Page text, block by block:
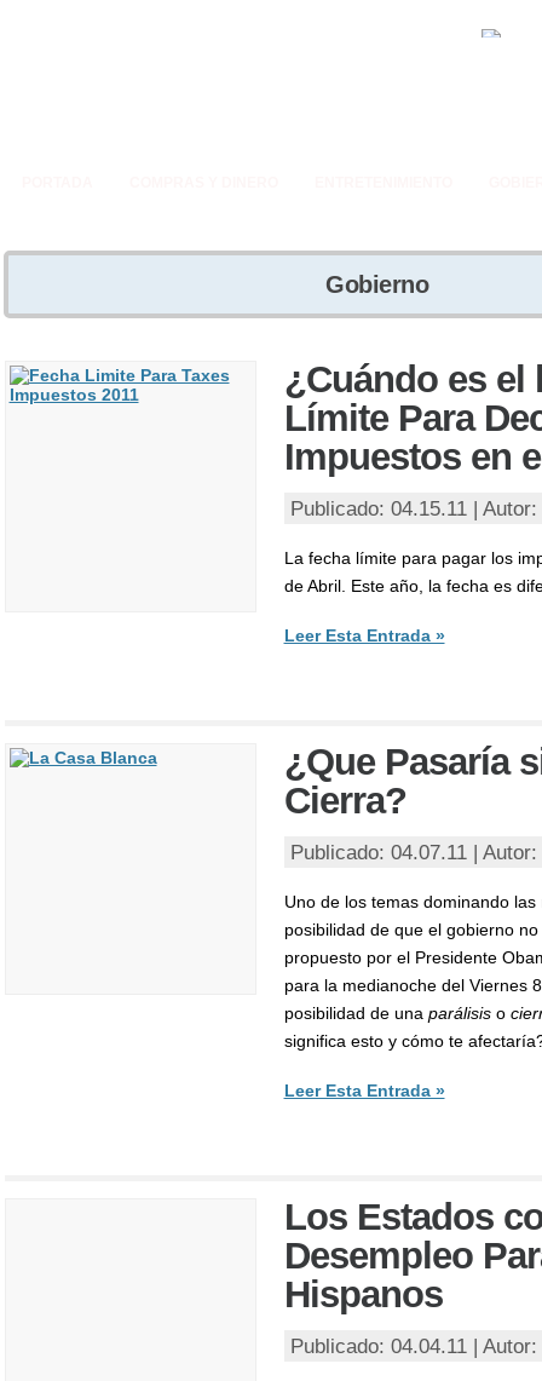
Gobierno
¿Cuándo es el
Límite Para
Impuestos en
Publicado: 04.15.11 | Autor:
La fecha límite para pagar los
de Abril. Este año, la fecha es
Leer Esta Entrada »
¿Que Pasaría
Cierra?
Publicado: 04.07.11 | Autor:
Uno de los temas dominando
posibilidad de que el gobierno
propuesto por el Presidente
para la medianoche del Viernes
posibilidad de una parálisiso
significa esto y cómo te
Leer Esta Entrada »
Los Estados
Desempleo
Hispanos
Publicado: 04.04.11 | Autor: